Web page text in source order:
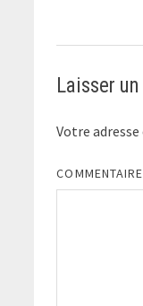
Laisser
Votre
COMMENTAIRE